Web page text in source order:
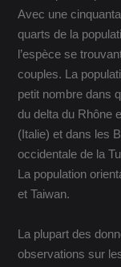
Avec une
quarts de la
l’espèce se
couples. La
petit nombre dans
du delta du Rhône
(Italie) et dans les
occidentale de la
La population
et Taiwan.
La plupart des
observations sur